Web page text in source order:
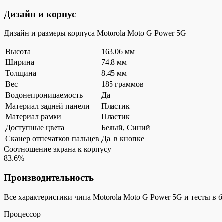
Дизайн и корпус
Дизайн и размеры корпуса Motorola Moto G Power 5G
Высота
163.06 мм
Ширина
74.8 мм
Толщина
8.45 мм
Вес
185 граммов
Водонепроницаемость
Да
Материал задней панели
Пластик
Материал рамки
Пластик
Доступные цвета
Белый, Синий
Сканер отпечатков пальцев Да, в кнопке
Соотношение экрана к корпусу
83.6%
Производительность
Все характеристики чипа Motorola Moto G Power 5G и тесты в
Процессор